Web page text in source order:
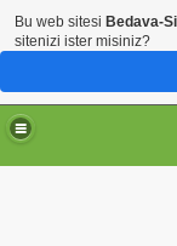
Bu web sitesi Bedava-
sitenizi ister misiniz?